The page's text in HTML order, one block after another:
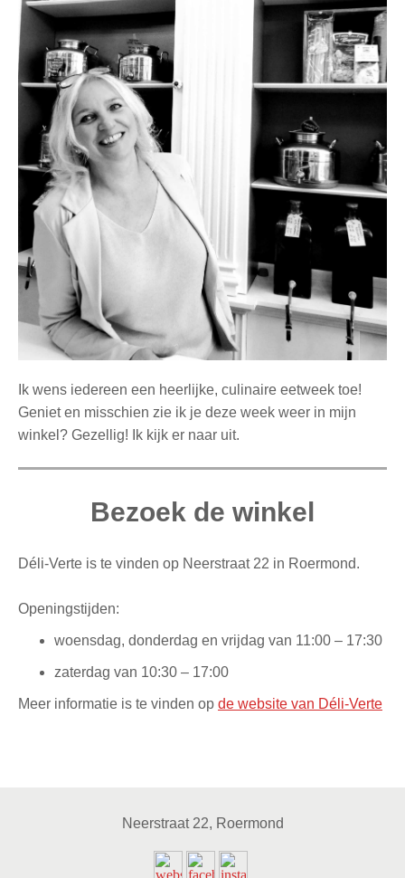
Ik wens iedereen een heerlijke, culinaire eetweek toe!
Geniet en misschien zie ik je deze week weer in mijn
winkel? Gezellig! Ik kijk er naar uit.
Bezoek de winkel
Déli-Verte is te vinden op Neerstraat 22 in Roermond.
Openingstijden:
woensdag, donderdag en vrijdag van 11:00 – 17:30
zaterdag van 10:30 – 17:00
Meer informatie is te vinden op de website van Déli-Verte
Neerstraat 22, Roermond